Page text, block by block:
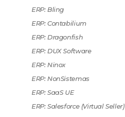
ERP: Bling
ERP: Contabilium
ERP: Dragonfish
ERP: DUX Software
ERP: Ninox
ERP: NonSistemas
ERP: SaaS UE
ERP: Salesforce (Virtual Seller)